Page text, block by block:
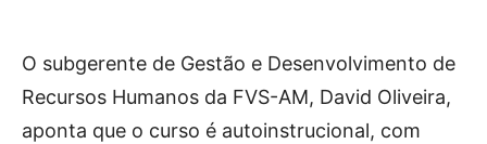
O subgerente de Gestão e Desenvolvimento de
Recursos Humanos da FVS-AM, David Oliveira,
aponta que o curso é autoinstrucional, com